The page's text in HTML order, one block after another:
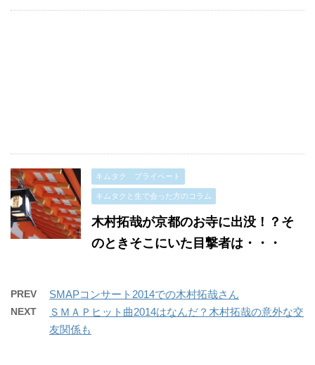
キムタク プライベート
キムタクと生で会った方のコラム
木村拓哉が京都のお寺に出没！？そ
のときそこにいた目撃者は・・・
PREV SMAPコンサート2014での木村拓哉さん
NEXT
ＳＭＡＰヒット曲2014はなんだ？木村拓哉の意外な交
友関係も